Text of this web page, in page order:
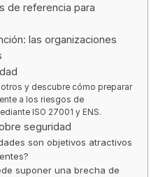
de referencia para
las organizaciones
y descubre cómo preparar
a los riesgos de
ISO 27001 y ENS.
seguridad
son objetivos atractivos
suponer una brecha de